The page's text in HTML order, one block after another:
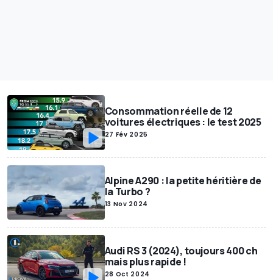
Consommation réelle de 12
voitures électriques : le test 2025
27 Fév 2025
Alpine A290 : la petite héritière de
la Turbo ?
13 Nov 2024
Audi RS 3 (2024), toujours 400 ch
mais plus rapide !
28 Oct 2024